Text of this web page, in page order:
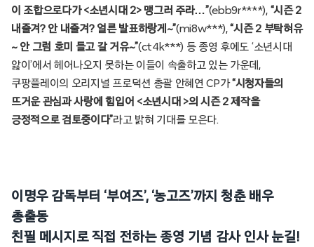
이 조합으로다가 <소년시대 2> 맹그러 주라…”(ebb9r****), “시즌 2
내줄겨? 안 내줄겨? 얼른 발표하랑게~”(mi8w***),“시즌 2 부탁혀유
~ 안 그럼 호미 들고 갈 거유~”(ct4k***) 등 종영 후에도 ‘소년시대
앓이’에서 헤어나오지 못하는 이들이 속출하고 있는 가운데,
쿠팡플레이의 오리지널 프로덕션 총괄 안혜연 CP가“시청자들의
뜨거운 관심과 사랑에 힘입어 <소년시대 >의 시즌 2 제작을
긍정적으로 검토중이다”라고 밝혀 기대를 모은다.
이명우 감독부터 ‘부여즈’, ‘농고즈’까지 청춘 배우
총출동
친필 메시지로 직접 전하는 종영 기념 감사 인사 눈길!